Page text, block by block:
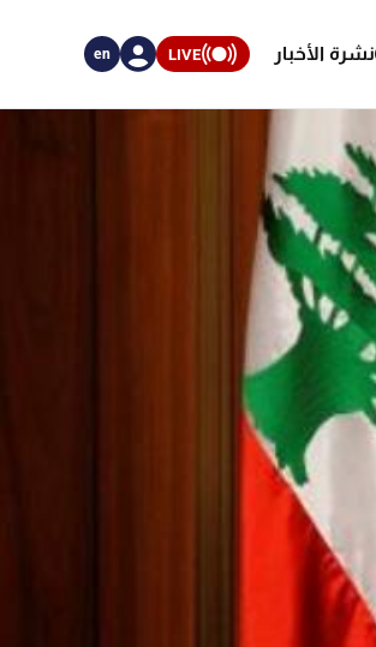
نشرة الأخبار LIVE
en